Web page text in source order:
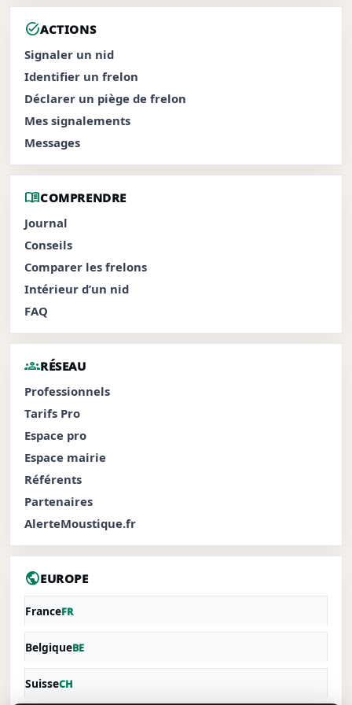
task_altACTIONS
Signaler un nid
Identifier un frelon
Déclarer un piège de frelon
Mes signalements
Messages
menu_bookCOMPRENDRE
Journal
Conseils
Comparer les frelons
Intérieur d’un nid
FAQ
groupsRÉSEAU
Professionnels
Tarifs Pro
Espace pro
Espace mairie
Référents
Partenaires
AlerteMoustique.fr
publicEUROPE
FranceFR
BelgiqueBE
SuisseCH